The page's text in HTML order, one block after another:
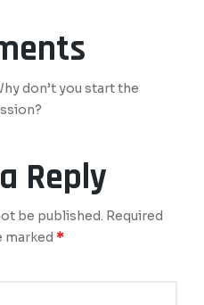
don’t you start the
Reply
be published. Required
marked *